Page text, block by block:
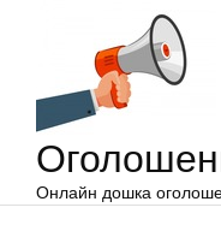
Онлайн дошка